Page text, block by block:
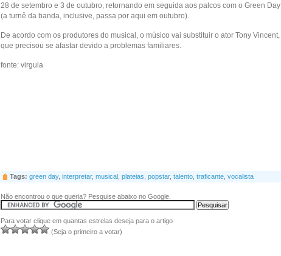
28 de setembro e 3 de outubro, retornando em seguida aos palcos com o Green Day
(a turnê da banda, inclusive, passa por aqui em outubro).
De acordo com os produtores do musical, o músico vai substituir o ator Tony Vincent,
que precisou se afastar devido a problemas familiares.
fonte: virgula
Tags: green day, interpretar, musical plateias popstar, talento traficante vocalista
Não encontrou o que queria? Pesquise abaixo no Google.
Para votar clique em quantas estrelas deseja para o artigo
(Seja o primeiro a votar)